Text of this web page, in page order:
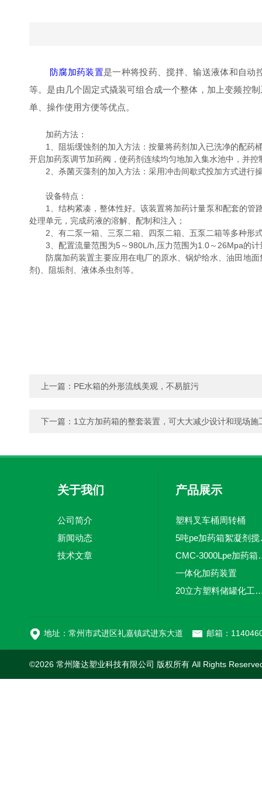
防腐加药装置是一种将投药、搅拌、输送液体和自动
等。是由几个固定式撬装可组合成一个整体，加上变频控
单、操作使用方便等优点。
加药方法：
1、阻垢缓蚀剂的加入方法：按量将药剂加入已洗净的配药桶
开启加药泵调节加药阀，使药剂连续均匀地加入集水池中，并
2、杀菌灭藻剂的加入方法：采用冲击间歇式投加方式进行
设备特点：
1、结构紧凑，整体性好。该装置将加药计量泵和配套的管
处理单元，完成药液的溶解、配制和注入；
2、有二泵一箱、三泵二箱、四泵二箱、五泵二箱等多种形
3、配置流量范围为5～980L/h,压力范围为1.0～26Mpa的计
防腐加药装置主要应用在电厂的原水、锅炉给水、油田地面
剂)、阻垢剂、液体杀虫剂等。
上一篇： PE水箱的外形流线美观，不易脏污
下一篇： 1立方加药箱的整套装置，可大大减少设计和现场施
关于我们
公司简介
新闻动态
技术文章
产品展示
塑料叉车桶周转桶
5吨pe
CMC-
一体化加药装置
20立方塑料储罐化工储
地址：常州市武进区礼嘉镇武进东大道 邮箱：
©2026 常州隆达塑业科技有限公司 版权所有 All Rights